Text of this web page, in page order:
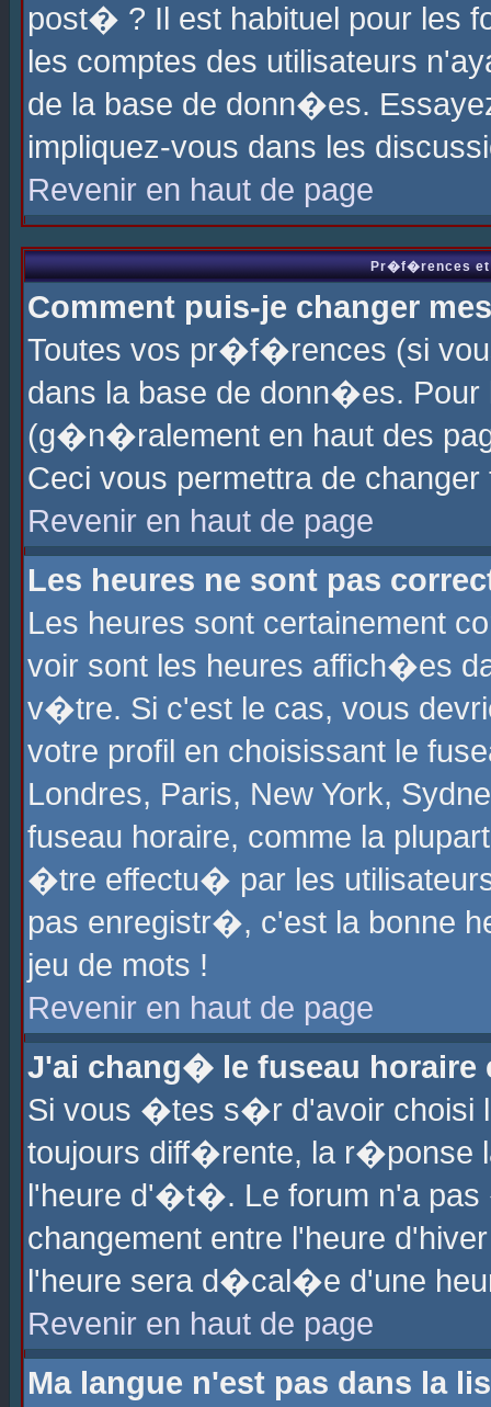
post� ? Il est habituel pour les
les comptes des utilisateurs
de la base de donn�es.
impliquez-vous dans les
Revenir en haut de page
Pr�f�rences et
Comment puis-je changer
Toutes vos pr�f�rences (si
dans la base de donn�es.
(g�n�ralement en haut des
Ceci vous permettra de
Revenir en haut de page
Les heures ne sont pas
Les heures sont certainement
voir sont les heures affich�es
v�tre. Si c'est le cas, vous
votre profil en choisissant le
Londres, Paris, New York,
fuseau horaire, comme la
�tre effectu� par les
pas enregistr�, c'est la bonne
jeu de mots !
Revenir en haut de page
J'ai chang� le fuseau horaire
Si vous �tes s�r d'avoir choisi
toujours diff�rente, la r�ponse
l'heure d'�t�. Le forum n'a
changement entre l'heure
l'heure sera d�cal�e d'une
Revenir en haut de page
Ma langue n'est pas dans la